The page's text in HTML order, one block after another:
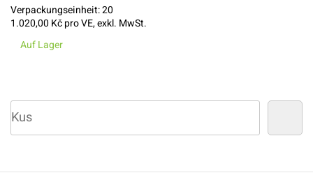
Verpackungseinheit:20
1.020,00 Kč pro VE, exkl. MwSt.
Auf Lager